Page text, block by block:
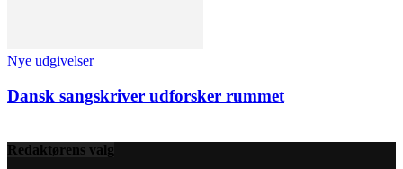
Nye udgivelser
Dansk sangskriver udforsker rummet
Redaktørens valg